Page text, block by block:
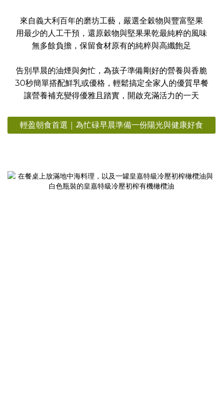
來自義大利百年的磨坊工藝，嚴選全穀物與豐富堅果
用最少的人工干預，還原穀物與堅果果乾最純粹的風味
無多餘負擔，保留食材原有的純粹與高纖飽足
告別早晨的油煙與匆忙，為孩子準備剛好的營養與香脆
30秒簡單搭配鮮乳或優格，輕鬆搞定全家人的優質早餐
讓營養補充變得優雅且踏實，開啟充滿活力的一天
輕盈朝食首選｜為忙碌早晨準備一份陽光與健康好食